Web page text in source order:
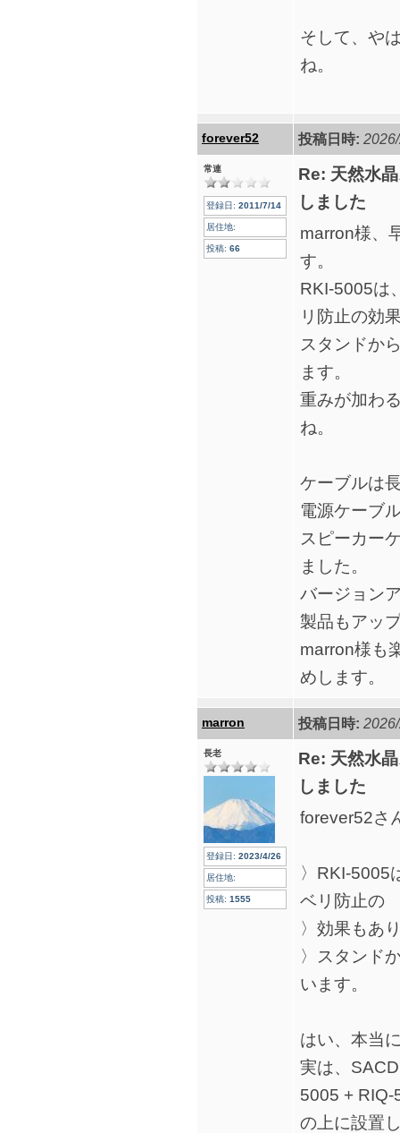
そして、や
ね。
forever52 投稿日時:
常連
登録日: 2011/7/14
居住地:
投稿: 66
Re: 天然水
しました
marron様、
す。
RKI-5005は
リ防止の効
スタンドか
ます。
重みが加わ
ね。
ケーブルは
電源ケーブ
スピーカー
ました。
バージョン
製品もアッ
marron様も
めします。
marron 投稿日時:
長老
登録日: 2023/4/26
居住地:
投稿: 1555
Re: 天然水
しました
forever52さ
〉RKI-5005
ベリ防止の
〉効果もあ
〉スタンド
います。
はい、本当
実は、
5005 + RIQ-
の上に設置